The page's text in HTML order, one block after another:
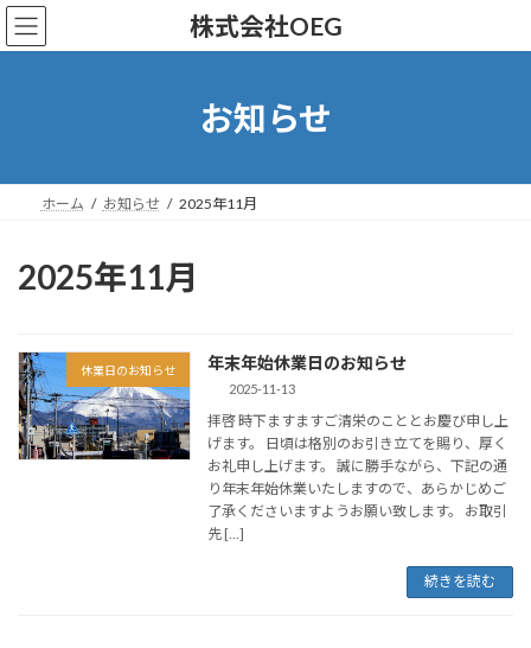
コ
ン
ナ
ビ
株式会社OEG
お知らせ
ホーム お知らせ 2025年11月
2025年11月
休業日のお知らせ 年末年始休業日のお知らせ
2025-11-13
拝啓 時下ますますご清栄のこととお慶び申し上
げます。 日頃は格別のお引き立てを賜り、厚く
お礼申し上げます。 誠に勝手ながら、下記の通
り年末年始休業いたしますので、あらかじめご
了承くださいますようお願い致します。 お取引
先 […]
続きを読む